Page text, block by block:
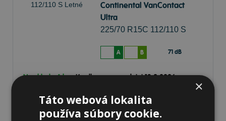
Continental VanContact
Ultra
225/70 R15C 112/110 S
A B 71 dB
Na sklade 4 ks-K odberu na predajni 13.8.2026
141,77 €
×
Táto webová lokalita
používa súbory cookie.